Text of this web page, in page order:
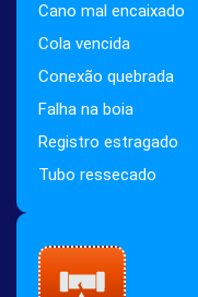
Cano mal encaixado
Cola vencida
Conexão quebrada
Falha na boia
Registro estragado
Tubo ressecado